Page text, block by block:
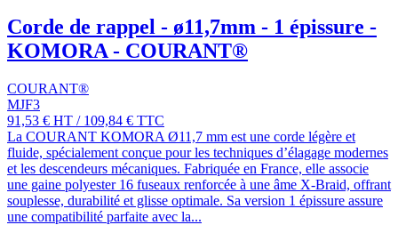
Corde de rappel - ø11,7mm - 1 épissure -
KOMORA - COURANT®
COURANT®
MJF3
91,53 € HT / 109,84 € TTC
La COURANT KOMORA Ø11,7 mm est une corde légère et
fluide, spécialement conçue pour les techniques d’élagage modernes
et les descendeurs mécaniques. Fabriquée en France, elle associe
une gaine polyester 16 fuseaux renforcée à une âme X-Braid, offrant
souplesse, durabilité et glisse optimale. Sa version 1 épissure assure
une compatibilité parfaite avec la...